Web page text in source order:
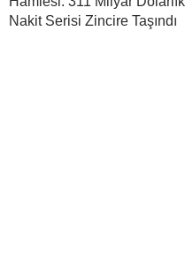
Nakit Serisi Zincire Taşındı